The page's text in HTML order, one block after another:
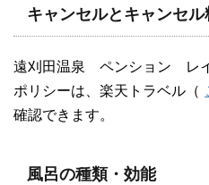
キャンセルとキャンセル
遠刈田温泉 ペンション レ
ポリシーは、楽天トラベル（
確認できます。
風呂の種類・効能